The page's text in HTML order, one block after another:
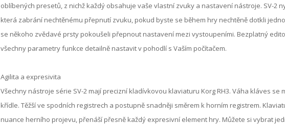
oblíbených presetů, z nichž každý obsahuje vaše vlastní zvuky a nastavení nástroje. SV-2
která zabrání nechtěnému přepnutí zvuku, pokud byste se během hry nechtěně dotkli
se někoho zvědavé prsty pokoušeli přepnout nastavení mezi vystoupeními. Bezplatný
všechny parametry funkce detailně nastavit v pohodlí s Vaším počítačem.
Agilita a expresivita
Všechny nástroje série SV-2 mají precizní kladívkovou klaviaturu Korg RH3. Váha kláves
křídle. Těžší ve spodních registrech a postupně snadněji směrem k horním registrem.
nuance herního projevu, přenáší přesně každý expresivní element hry. Můžete si vybrat